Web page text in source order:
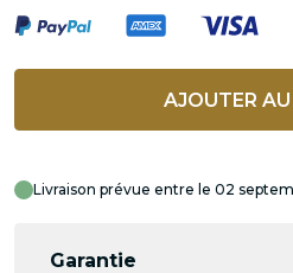
AJOUTER
Livraison prévue entre le 02
Garantie